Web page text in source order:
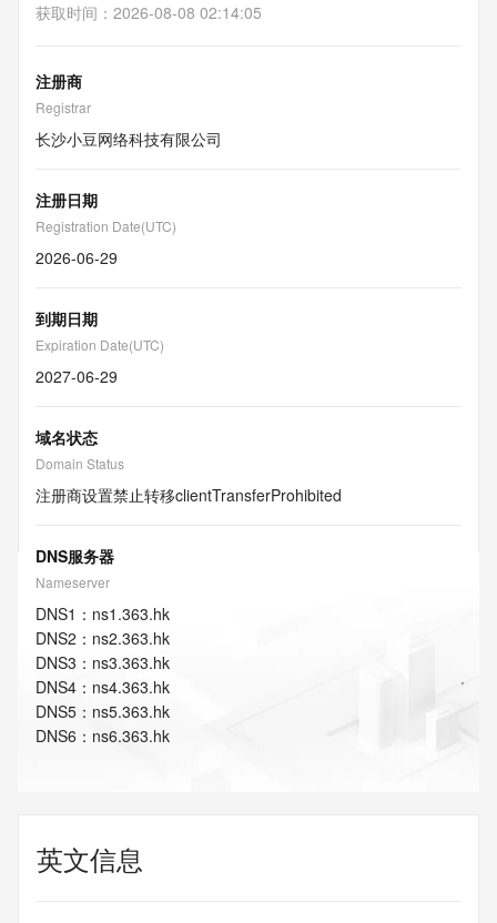
获取时间 ： 2026-08-08 02:14:05
注册商
Registrar
长沙小豆网络科技有限公司
注册日期
Registration Date(UTC)
2026-06-29
到期日期
Expiration Date(UTC)
2027-06-29
域名状态
Domain Status
注册商设置禁止转移clientTransferProhibited
DNS服务器
Nameserver
DNS1 ： ns1.363.hk
DNS2 ： ns2.363.hk
DNS3 ： ns3.363.hk
DNS4 ： ns4.363.hk
DNS5 ： ns5.363.hk
DNS6 ： ns6.363.hk
英文信息